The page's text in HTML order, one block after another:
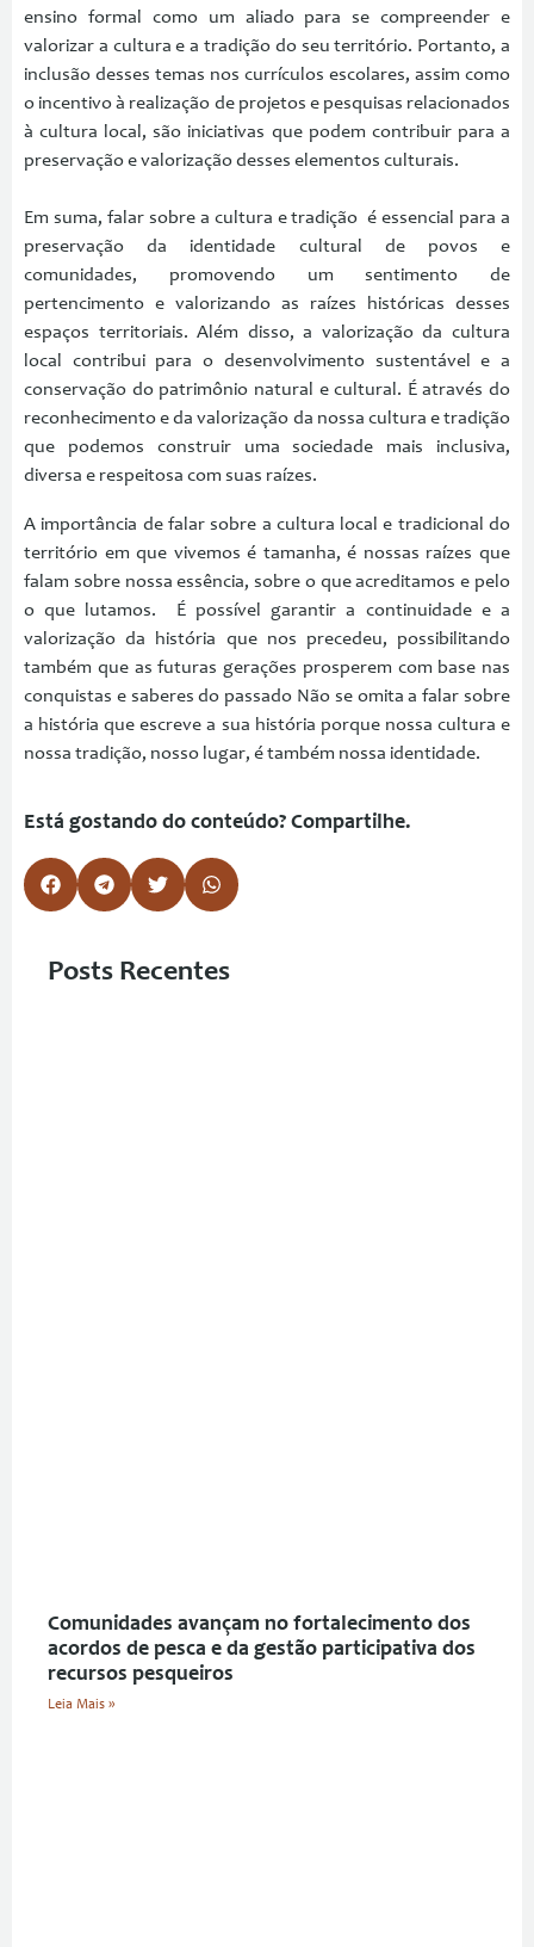
ensino formal como um aliado para se compreender e
valorizar a cultura e a tradição do seu território. Portanto, a
inclusão desses temas nos currículos escolares, assim como
o incentivo à realização de projetos e pesquisas relacionados
à cultura local, são iniciativas que podem contribuir para a
preservação e valorização desses elementos culturais.
Em suma, falar sobre a cultura e tradição é essencial para a
preservação da identidade cultural de povos e
comunidades, promovendo um sentimento de
pertencimento e valorizando as raízes históricas desses
espaços territoriais. Além disso, a valorização da cultura
local contribui para o desenvolvimento sustentável e a
conservação do patrimônio natural e cultural. É através do
reconhecimento e da valorização da nossa cultura e tradição
que podemos construir uma sociedade mais inclusiva,
diversa e respeitosa com suas raízes.
A importância de falar sobre a cultura local e tradicional do
território em que vivemos é tamanha, é nossas raízes que
falam sobre nossa essência, sobre o que acreditamos e pelo
o que lutamos. É possível garantir a continuidade e a
valorização da história que nos precedeu, possibilitando
também que as futuras gerações prosperem com base nas
conquistas e saberes do passado Não se omita a falar sobre
a história que escreve a sua história porque nossa cultura e
nossa tradição, nosso lugar, é também nossa identidade.
Está gostando do conteúdo? Compartilhe.
Posts Recentes
Comunidades avançam no fortalecimento dos
acordos de pesca e da gestão participativa dos
recursos pesqueiros
Leia Mais »